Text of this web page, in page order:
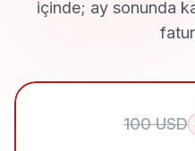
içinde; ay sonunda
100 USD